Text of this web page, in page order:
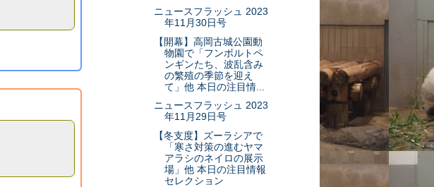
ニュースフラッシュ 2023
年11月30日号
【開幕】高岡古城公園動
物園で「フンボルトペ
ンギンたち、波乱含み
の繁殖の季節を迎え
て」他 本日の注目情...
ニュースフラッシュ 2023
年11月29日号
【冬支度】ズーラシアで
「寒さ対策の進むヤマ
アラシのネイロの展示
場」他 本日の注目情報
セレクション